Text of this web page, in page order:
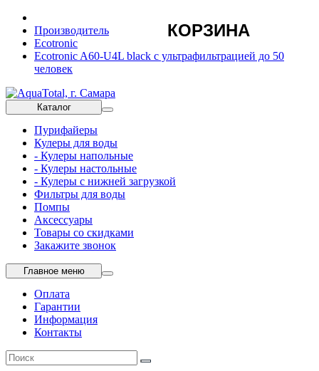
Производитель
Ecotronic
Ecotronic A60-U4L black с ультрафильтрацией до 50
человек
Каталог
Пурифайеры
Кулеры для воды
- Кулеры напольные
- Кулеры настольные
- Кулеры с нижней загрузкой
Фильтры для воды
Помпы
Аксессуары
Товары со скидками
Закажите звонок
Главное меню
Оплата
Гарантии
Информация
Контакты
КОРЗИНА